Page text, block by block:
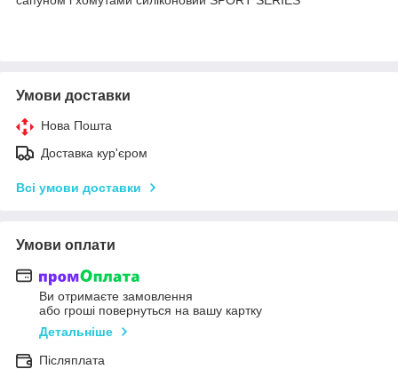
Умови доставки
Нова Пошта
Доставка кур'єром
Всі умови доставки
Умови оплати
Ви отримаєте замовлення
або гроші повернуться на вашу картку
Детальніше
Післяплата